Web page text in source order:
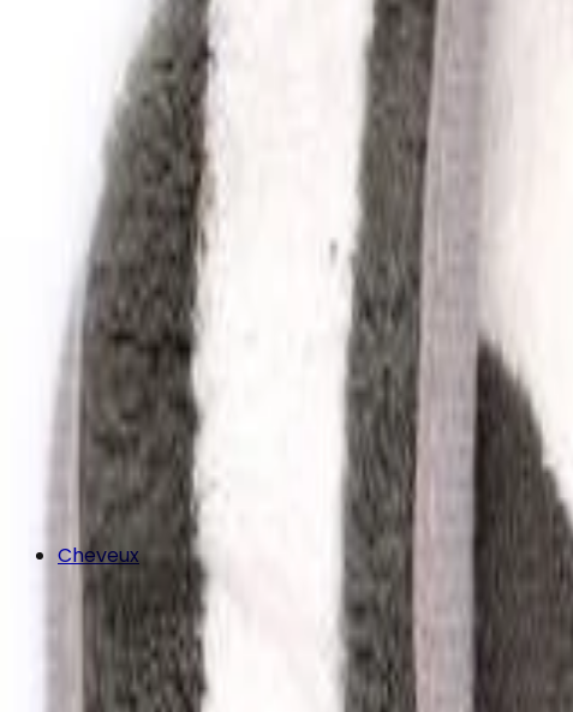
Cheveux